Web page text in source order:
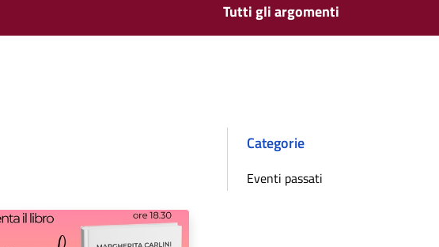
Tutti gli argomenti
Categorie
Eventi passati